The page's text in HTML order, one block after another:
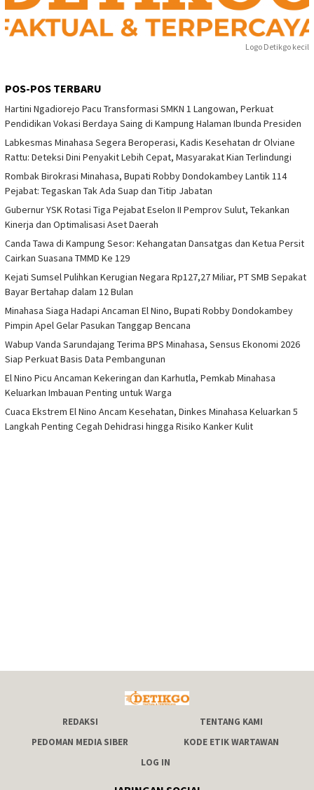
Logo Detikgo kecil
POS-POS TERBARU
Hartini Ngadiorejo Pacu Transformasi SMKN 1 Langowan, Perkuat
Pendidikan Vokasi Berdaya Saing di Kampung Halaman Ibunda Presiden
Labkesmas Minahasa Segera Beroperasi, Kadis Kesehatan dr Olviane
Rattu: Deteksi Dini Penyakit Lebih Cepat, Masyarakat Kian Terlindungi
Rombak Birokrasi Minahasa, Bupati Robby Dondokambey Lantik 114
Pejabat: Tegaskan Tak Ada Suap dan Titip Jabatan
Gubernur YSK Rotasi Tiga Pejabat Eselon II Pemprov Sulut, Tekankan
Kinerja dan Optimalisasi Aset Daerah
Canda Tawa di Kampung Sesor: Kehangatan Dansatgas dan Ketua Persit
Cairkan Suasana TMMD Ke 129
Kejati Sumsel Pulihkan Kerugian Negara Rp127,27 Miliar, PT SMB Sepakat
Bayar Bertahap dalam 12 Bulan
Minahasa Siaga Hadapi Ancaman El Nino, Bupati Robby Dondokambey
Pimpin Apel Gelar Pasukan Tanggap Bencana
Wabup Vanda Sarundajang Terima BPS Minahasa, Sensus Ekonomi 2026
Siap Perkuat Basis Data Pembangunan
El Nino Picu Ancaman Kekeringan dan Karhutla, Pemkab Minahasa
Keluarkan Imbauan Penting untuk Warga
Cuaca Ekstrem El Nino Ancam Kesehatan, Dinkes Minahasa Keluarkan 5
Langkah Penting Cegah Dehidrasi hingga Risiko Kanker Kulit
REDAKSI
TENTANG KAMI
PEDOMAN MEDIA SIBER
KODE ETIK WARTAWAN
LOG IN